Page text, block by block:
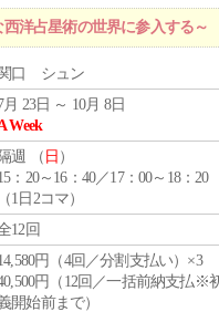
洋占星術の世界に参入する～
口 シュン
月 23日 ～ 10月 8日
Week
隔週 （ 日 ）
：20～16：40／17：00～18：20
（1日2コマ）
12回
円（4回／分割支払い）×3
円（12回／一括前納支払※
開始前まで）